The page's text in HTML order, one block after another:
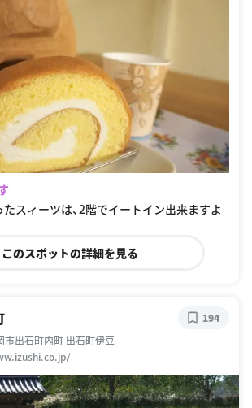
スィーツは、2階でイートイン出来ますよ
このスポットの詳細を見る
市出石町内町 出石町伊豆
194